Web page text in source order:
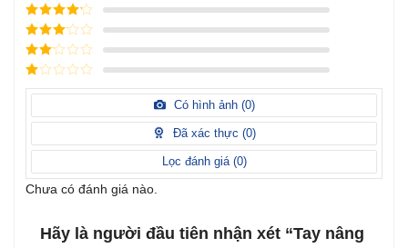
Được xếp
hạng
5
5
sao
Được xếp
hạng
4
5
sao
Được
xếp
hạng3
5 sao
Được
hạng
sao
Được
hạng
1
sao
Có hình ảnh (0)
Đã xác thực (0)
Lọc đánh giá (0)
Chưa có đánh giá nào.
Hãy là người đầu tiên nhận xét “Tay nâng